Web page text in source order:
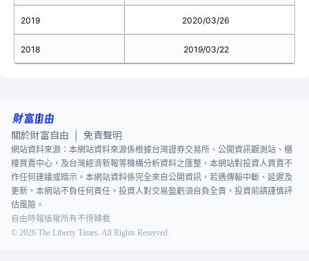
2019
2018
2020/03/26
2019/03/22
關於財富自由 免責聲明
網站資料來源：本網站資料來源係根據台灣證券交易所、公開資訊觀測站、櫃
檯買賣中心，及台灣經濟新報等機構分析資料之匯整，本網站對投資人買賣不
作任何建議或暗示。本網站資料係完全來自公開資訊，若遇傳輸中斷、延遲及
更新，本網站不負任何責任。投資人對交易盈虧須自負全責，投資前請謹慎評
估風險。
自由時報版權所有不得轉載
© 2026 The Liberty Times. All Rights Reserved.